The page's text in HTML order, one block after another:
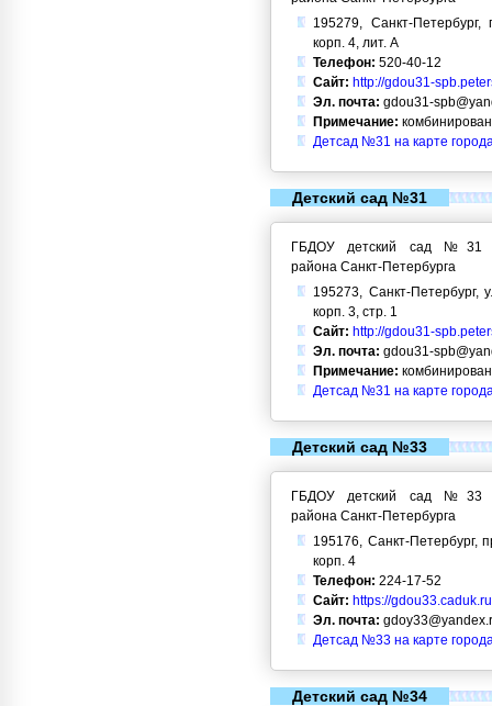
195279, Санкт-
корп. 4, лит. А
Телефон: 520-40-12
Сайт: http://gdou31-
Эл. почта: gdou31-
Примечание:
Детсад №31 на карте
Детский сад №31
ГБДОУ детский сад №31
района Санкт-Петербурга
195273, Санкт-Петербург,
корп. 3, стр. 1
Сайт: http://gdou31-
Эл. почта: gdou31-
Примечание:
Детсад №31 на карте
Детский сад №33
ГБДОУ детский сад №33
района Санкт-Петербурга
195176, Санкт-Петербург,
корп. 4
Телефон: 224-17-52
Сайт: https://
Эл. почта:
Детсад №33 на карте
Детский сад №34